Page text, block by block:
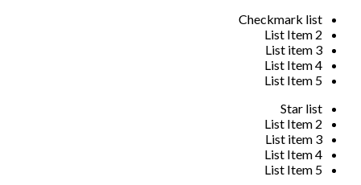
Checkmark list
List Item 2
List item 3
List Item 4
List Item 5
Star list
List Item 2
List item 3
List Item 4
List Item 5